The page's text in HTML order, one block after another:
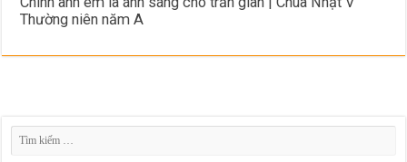
Thường niên năm A